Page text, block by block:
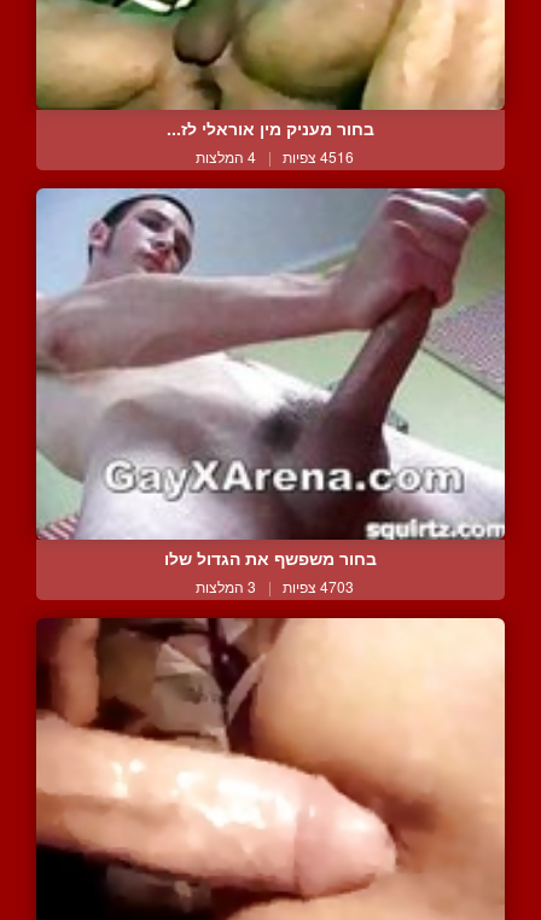
בחור מעניק מין אוראלי לז...
4516 צפיות | 4 המלצות
בחור משפשף את הגדול שלו
4703 צפיות | 3 המלצות